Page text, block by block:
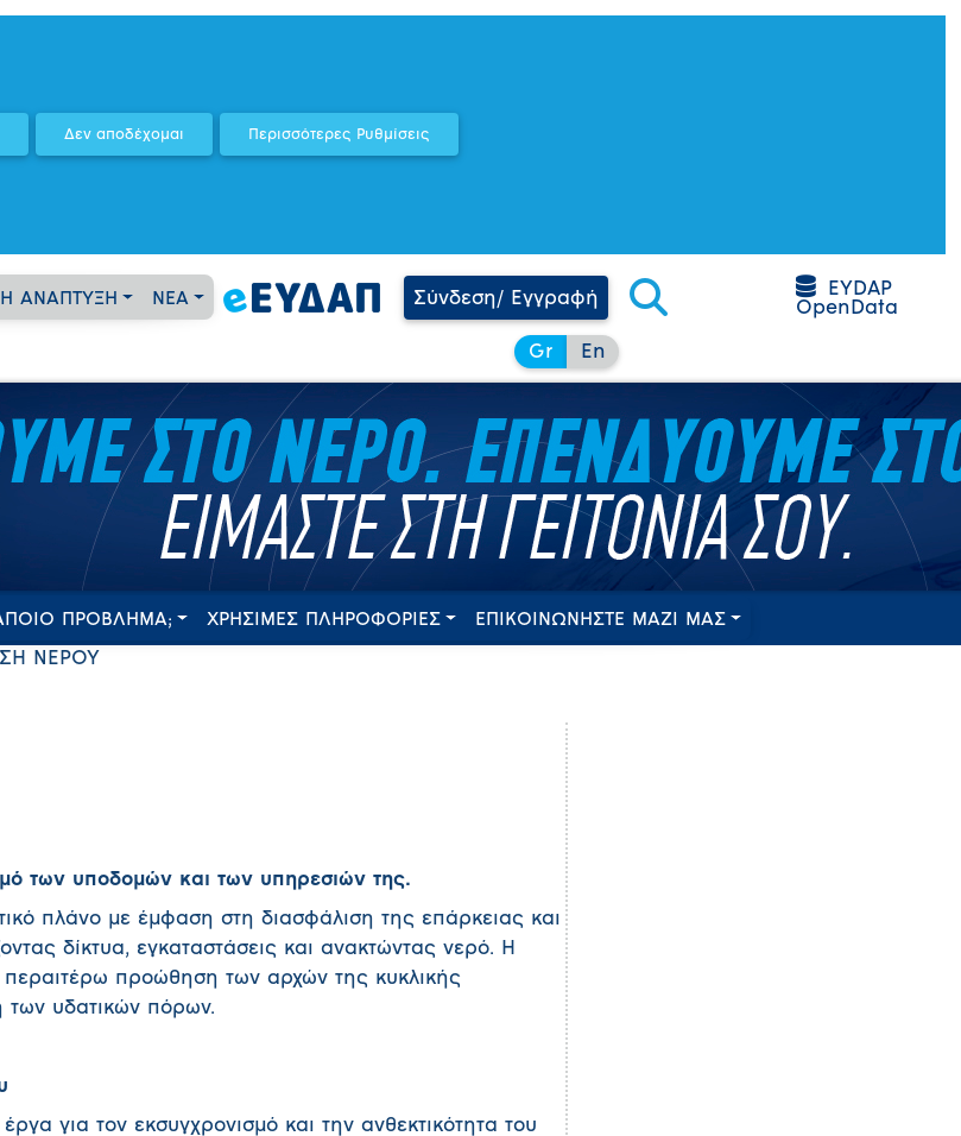
ΑΝΑΠΤΥΞΗ ΝΕΑ Σύνδεση/ Εγγραφή
EYDAP
OpenData
Gr En
ΠΡΟΒΛΗΜΑ; ΧΡΗΣΙΜΕΣ ΠΛΗΡΟΦΟΡΙΕΣ ΕΠΙΚΟΙΝΩΝΗΣΤΕ ΜΑΖΙ ΜΑΣ
ΝΕΡΟΥ
των υποδομών και των υπηρεσιών της.
πλάνο με έμφαση στη διασφάλιση της επάρκειας και
δίκτυα, εγκαταστάσεις και ανακτώντας νερό. Η
προώθηση των αρχών της κυκλικής
των υδατικών πόρων.
για τον εκσυγχρονισμό και την ανθεκτικότητα του